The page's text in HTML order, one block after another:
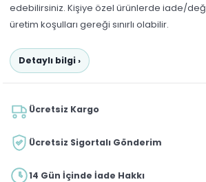
edebilirsiniz. Kişiye özel ürünlerde iade/
üretim koşulları gereği sınırlı olabilir.
Detaylı bilgi ›
Ücretsiz Kargo
Ücretsiz Sigortalı Gönderim
14 Gün İçinde İade Hakkı